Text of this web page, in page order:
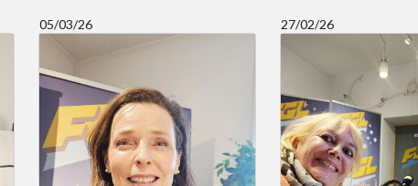
05/03/26 27/02/26